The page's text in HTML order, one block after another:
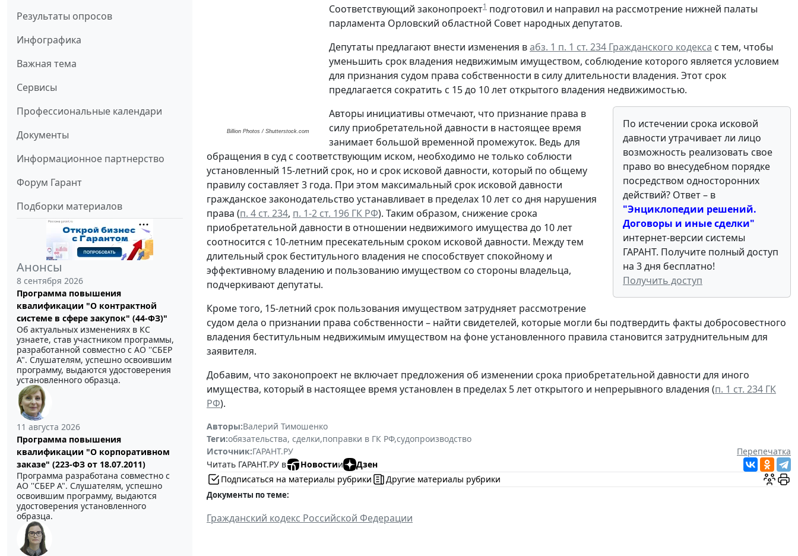
Результаты опросов
Инфографика
Важная тема
Сервисы
Профессиональные календари
Документы
Информационное партнерство
Форум Гарант
Подборки материалов
Анонсы
8 сентября 2026
Программа повышения
квалификации "О контрактной
системе в сфере закупок" (44-ФЗ)"
Об актуальных изменениях в КС
узнаете, став участником программы,
разработанной совместно с АО ''СБЕР
А". Слушателям, успешно освоившим
программу, выдаются удостоверения
установленного образца.
11 августа 2026
Программа повышения
квалификации "О корпоративном
заказе" (223-ФЗ от 18.07.2011)
Программа разработана совместно с
АО ''СБЕР А". Слушателям, успешно
освоившим программу, выдаются
удостоверения установленного
образца.
Billion Photos / Shutterstock.com
Соответствующий законопроект1 подготовил и направил на рассмотрение нижней палаты
парламента Орловский областной Совет народных депутатов.
Депутаты предлагают внести изменения вабз. 1 п. 1 ст. 234 Гражданского кодекса с тем, чтобы
уменьшить срок владения недвижимым имуществом, соблюдение которого является условием
для признания судом права собственности в силу длительности владения. Этот срок
предлагается сократить с 15 до 10 лет открытого владения недвижимостью.
По истечении срока исковой
давности утрачивает ли лицо
возможность реализовать свое
право во внесудебном порядке
посредством односторонних
действий? Ответ – в
"Энциклопедии решений.
Договоры и иные сделки"
интернет-версии системы
ГАРАНТ. Получите полный доступ
на 3 дня бесплатно!
Получить доступ
Авторы инициативы отмечают, что признание права в
силу приобретательной давности в настоящее время
занимает большой временной промежуток. Ведь для
обращения в суд с соответствующим иском, необходимо не только соблюсти
установленный 15-летний срок, но и срок исковой давности, который по общему
правилу составляет 3 года. При этом максимальный срок исковой давности
гражданское законодательство устанавливает в пределах 10 лет со дня нарушения
права (п. 4 ст. 234, п. 1-2 ст. 196 ГК РФ). Таким образом, снижение срока
приобретательной давности в отношении недвижимого имущества до 10 лет
соотносится с 10-летним пресекательным сроком исковой давности. Между тем
длительный срок беститульного владения не способствует спокойному и
эффективному владению и пользованию имуществом со стороны владельца,
подчеркивают депутаты.
Кроме того, 15-летний срок пользования имуществом затрудняет рассмотрение
судом дела о признании права собственности – найти свидетелей, которые могли бы подтвердить факты добросовестного
владения беститульным недвижимым имуществом на фоне установленного правила становится затруднительным для
заявителя.
Добавим, что законопроект не включает предложения об изменении срока приобретательной давности для иного
имущества, который в настоящее время установлен в пределах 5 лет открытого и непрерывного владения (п. 1 ст. 234 ГК
РФ).
Авторы:Валерий Тимошенко
Теги:обязательства, сделки,поправки в ГК РФ,судопроизводство
Источник:ГАРАНТ.РУ
Перепечатка
Читать ГАРАНТ.РУ в
Новостии
Дзен
Подписаться на материалы рубрики
Другие материалы рубрики
Документы по теме:
Гражданский кодекс Российской Федерации